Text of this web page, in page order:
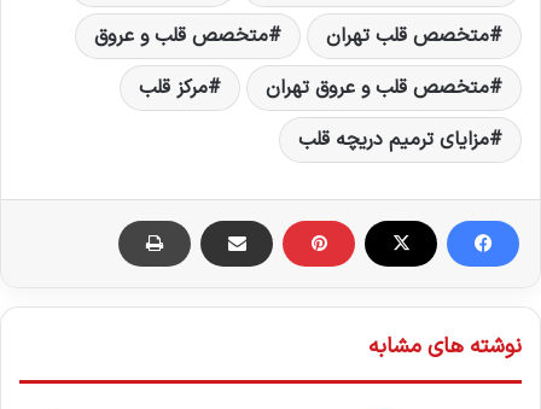
متخصص قلب تهران
متخصص قلب و عروق
متخصص قلب و عروق تهران
مرکز قلب
مزایای ترمیم دریچه قلب
نوشته های مشابه